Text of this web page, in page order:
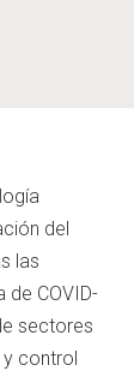
del
las
de COVID-
sectores
control